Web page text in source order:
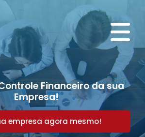
Financeiro da sua
Empresa!
empresa agora mesmo!